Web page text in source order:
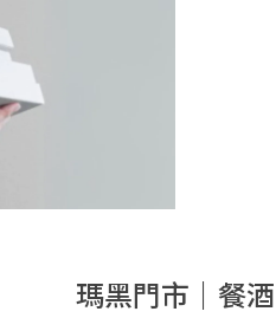
瑪黑門市｜餐酒